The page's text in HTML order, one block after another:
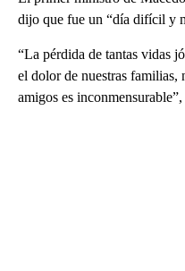
dijo que fue un “día difícil y
“La pérdida de tantas vidas
el dolor de nuestras familias,
amigos es